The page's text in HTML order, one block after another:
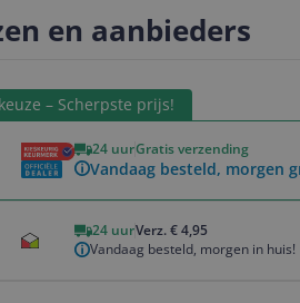
en aanbieders
– Scherpste prijs!
24 uurGratis verzending
Vandaag besteld, morgen
24 uurVerz. € 4,95
Vandaag besteld, morgen in huis!